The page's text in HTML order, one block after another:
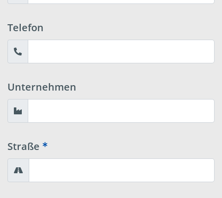
Telefon
Unternehmen
Straße